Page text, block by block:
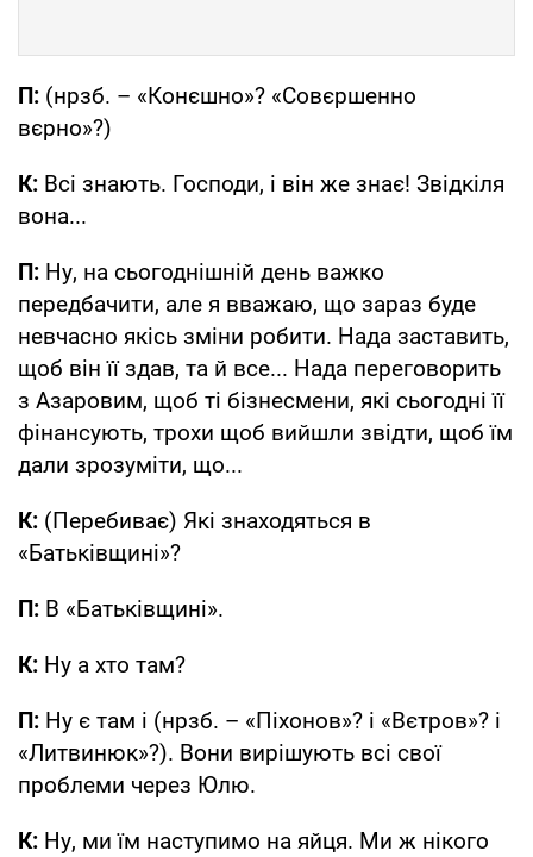
П: (нрзб. – «Конєшно»? «Совєршенно
вєрно»?)
К: Всі знають. Господи, і він же знає! Звідкіля
вона...
П: Ну, на сьогоднішній день важко
передбачити, але я вважаю, що зараз буде
невчасно якісь зміни робити. Нада заставить,
щоб він її здав, та й все... Нада переговорить
з Азаровим, щоб ті бізнесмени, які сьогодні її
фінансують, трохи щоб вийшли звідти, щоб їм
дали зрозуміти, що...
К: (Перебиває) Які знаходяться в
«Батьківщині»?
П: В «Батьківщині».
К: Ну а хто там?
П: Ну є там і (нрзб. – «Піхонов»? і «Вєтров»? і
«Литвинюк»?). Вони вирішують всі свої
проблеми через Юлю.
К: Ну, ми їм наступимо на яйця. Ми ж нікого